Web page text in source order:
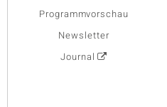
Programmvorschau
Newsletter
Journal